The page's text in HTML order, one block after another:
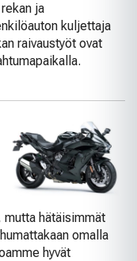
ja
kuljettaja
raivaustyöt ovat
mutta hätäisimmät
omalla
hyvät